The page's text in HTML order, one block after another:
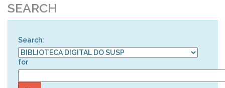
SEARCH
Search:
for